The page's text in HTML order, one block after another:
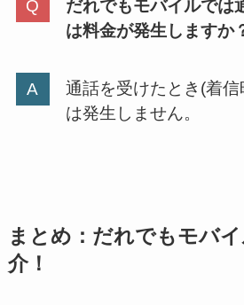
だれでもモバイルでは
は料金が発生しますか
通話を受けたとき(着
は発生しません。
まとめ：だれでもモバ
介！